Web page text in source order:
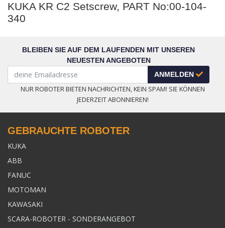
KUKA KR C2 Setscrew, PART No:00-104-
340
BLEIBEN SIE AUF DEM LAUFENDEN MIT UNSEREN
NEUESTEN ANGEBOTEN
ANMELDEN
NUR ROBOTER BIETEN NACHRICHTEN, KEIN SPAM! SIE KÖNNEN
JEDERZEIT ABONNIEREN!
GEBRAUCHTE ROBOTER
KUKA
ABB
FANUC
MOTOMAN
KAWASAKI
SCARA-ROBOTER - SONDERANGEBOT